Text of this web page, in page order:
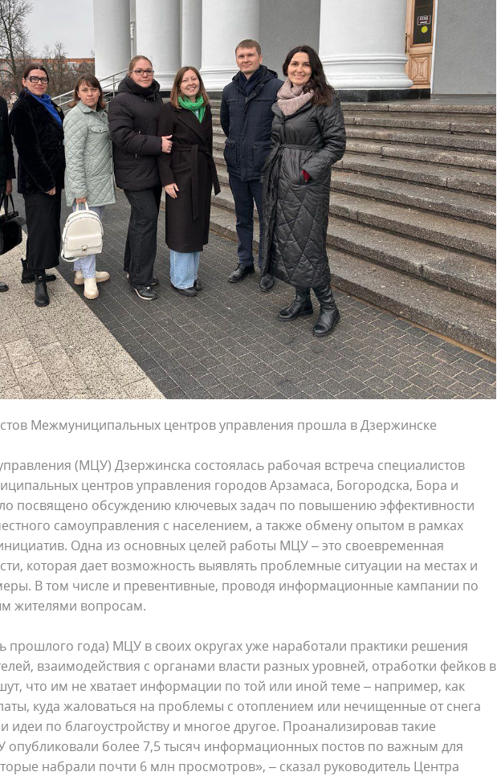
Межмуниципальных центров управления прошла в Дзержинске
(МЦУ) Дзержинска состоялась рабочая встреча специалистов
центров управления городов Арзамаса, Богородска, Бора и
посвящено обсуждению ключевых задач по повышению эффективности
самоуправления с населением, а также обмену опытом в рамках
Одна из основных целей работы МЦУ – это своевременная
которая дает возможность выявлять проблемные ситуации на местах и
В том числе и превентивные, проводя информационные кампании по
жителями вопросам.
прошлого года) МЦУ в своих округах уже наработали практики решения
взаимодействия с органами власти разных уровней, отработки фейков в
что им не хватает информации по той или иной теме – например, как
куда жаловаться на проблемы с отоплением или нечищенные от снега
идеи по благоустройству и многое другое. Проанализировав такие
более 7,5 тысяч информационных постов по важным для
набрали почти 6 млн просмотров», – сказал руководитель Центра